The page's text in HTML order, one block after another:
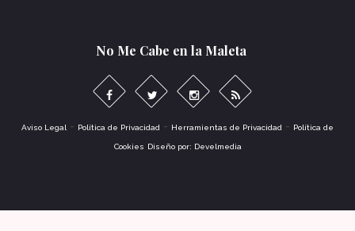
No Me Cabe en la Maleta
Aviso Legal - Política de Privacidad - Herramientas de Privacidad - Política de
Cookies Diseño por: Develmedia